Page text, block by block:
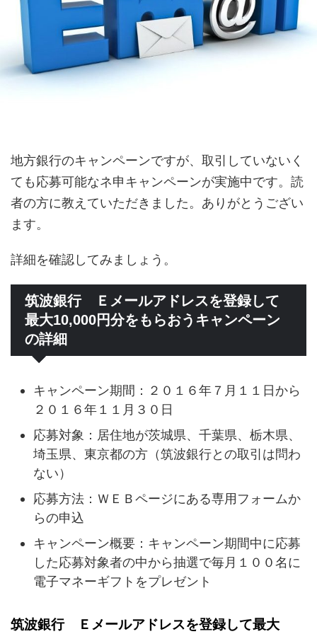
地方銀行のキャンペーンですが、取引していないく
ても応募可能なネ申キャンペーンが実施中です。読
者の方に教えていただきました。ありがとうござい
ます。
詳細を確認してみましょう。
筑波銀行 Ｅメールアドレスを登録して
最大10,000円分をもらおうキャンペーン
の詳細
キャンペーン期間：２０１６年７月１１日から
２０１６年１１月３０日
応募対象：居住地が茨城県、千葉県、栃木県、
埼玉県、東京都の方（筑波銀行との取引は問わ
ない）
応募方法：ＷＥＢページにある専用フォームか
らの申込
キャンペーン概要：キャンペーン期間中に応募
した応募対象者の中から抽選で毎月１００名に
電子マネーギフトをプレゼント
筑波銀行 Ｅメールアドレスを登録して最大